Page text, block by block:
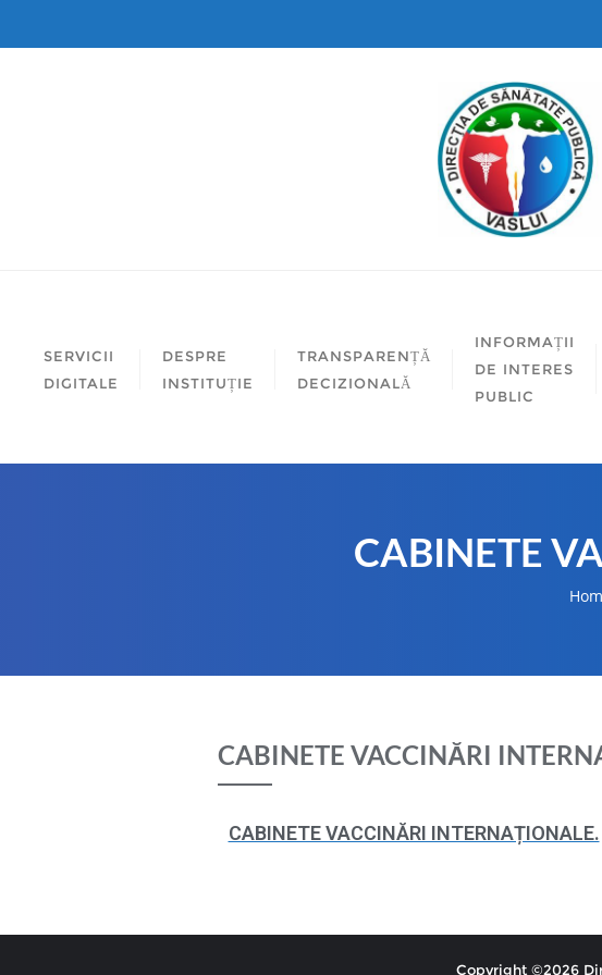
SERVICII
DIGITALE
DESPRE
INSTITUȚIE
TRANSPARENȚĂ
DECIZIONALĂ
INFORMAȚII
DE INTERES
PUBLIC
CABINETE
CABINETE VACCINĂRI
CABINETE VACCINĂRI INTERNAȚIONALE.
Copyright ©2026